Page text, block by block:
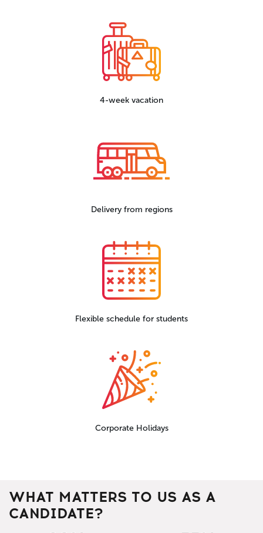
4-week vacation
Delivery from regions
Flexible schedule for students
Corporate Holidays
WHAT MATTERS TO US AS A
CANDIDATE?